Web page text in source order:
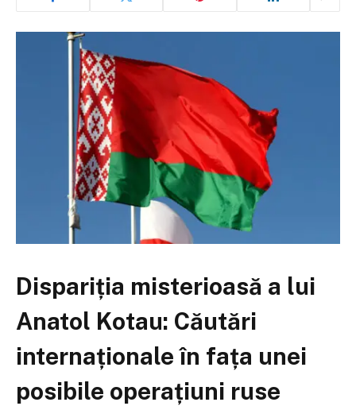
Dispariția misterioasă a lui
Anatol Kotau: Căutări
internaționale în fața unei
posibile operațiuni ruse